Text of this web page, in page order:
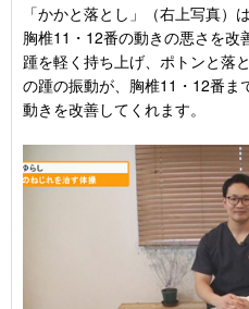
「かかと落とし」（右上写真）
胸椎11・12番の動きの悪さを改
踵を軽く持ち上げ、ポトンと落
の踵の振動が、胸椎11・12番ま
動きを改善してくれます。